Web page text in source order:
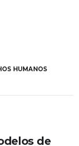
HUMANOS
de